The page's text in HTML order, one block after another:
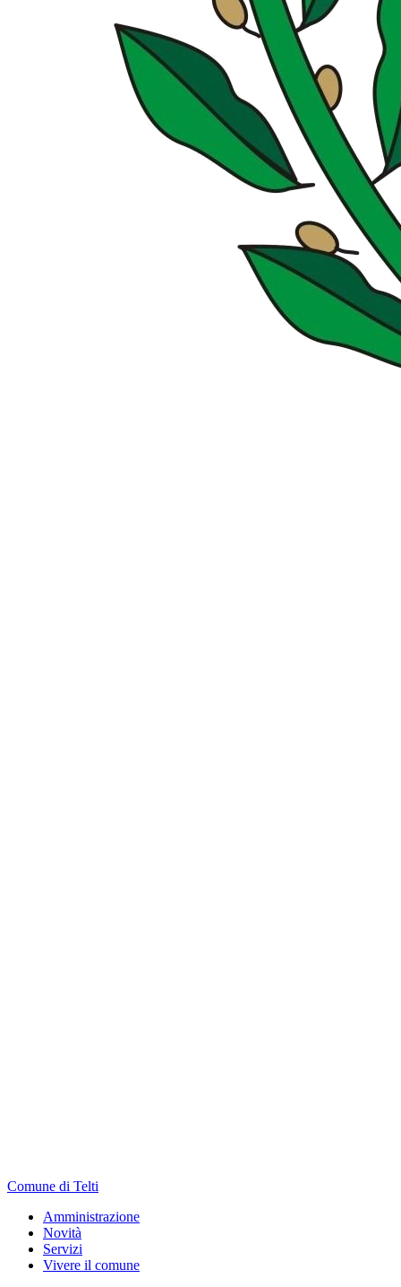
Comune di Telti
Amministrazione
Novità
Servizi
Vivere il comune